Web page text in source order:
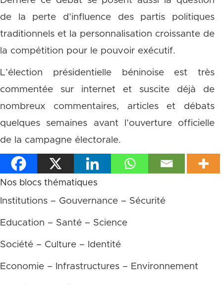
de la perte d’influence des partis politiques
traditionnels et la personnalisation croissante de
la compétition pour le pouvoir exécutif.
L’élection présidentielle béninoise est très
commentée sur internet et suscite déjà de
nombreux commentaires, articles et débats
quelques semaines avant l’ouverture officielle
de la campagne électorale.
Nos blocs thématiques
Institutions – Gouvernance – Sécurité
Education – Santé – Science
Société – Culture – Identité
Economie – Infrastructures – Environnement